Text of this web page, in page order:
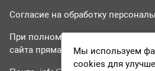
Согласие на обработку
При полном или частичном
сайта прямая гиперссылка на
Мы используем
cookies для